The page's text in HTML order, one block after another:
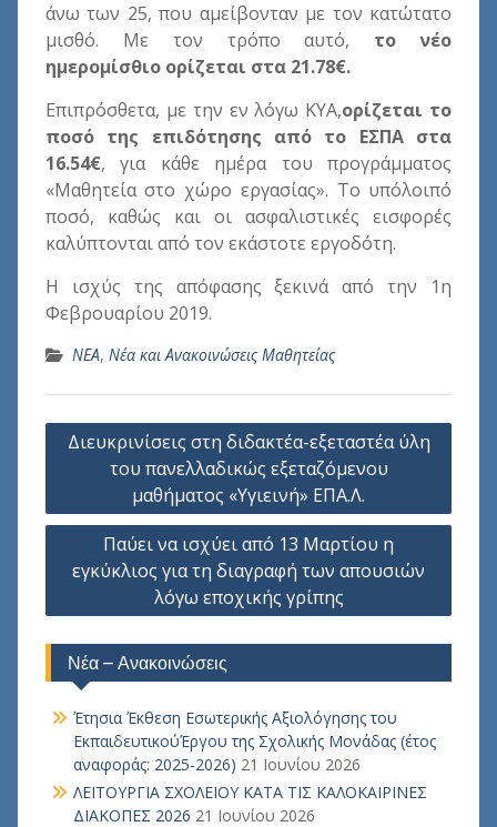
άνω των 25, που αμείβονταν με τον κατώτατο
μισθό. Με τον τρόπο αυτό, το νέο
ημερομίσθιο ορίζεται στα 21.78€.
Επιπρόσθετα, με την εν λόγω ΚΥΑ,ορίζεται το
ποσό της επιδότησης από το ΕΣΠΑ στα
16.54€, για κάθε ημέρα του προγράμματος
«Μαθητεία στο χώρο εργασίας». Το υπόλοιπό
ποσό, καθώς και οι ασφαλιστικές εισφορές
καλύπτονται από τον εκάστοτε εργοδότη.
Η ισχύς της απόφασης ξεκινά από την 1η
Φεβρουαρίου 2019.
ΝΕΑ, Νέα και Ανακοινώσεις Μαθητείας
Πλοήγηση
άρθρων
Διευκρινίσεις στη διδακτέα-εξεταστέα ύλη
του πανελλαδικώς εξεταζόμενου
μαθήματος «Υγιεινή» ΕΠΑ.Λ.
Παύει να ισχύει από 13 Μαρτίου η
εγκύκλιος για τη διαγραφή των απουσιών
λόγω εποχικής γρίπης
Νέα – Ανακοινώσεις
Έτησια Έκθεση Εσωτερικής Αξιολόγησης του
ΕκπαιδευτικούΈργου της Σχολικής Μονάδας (έτος
αναφοράς: 2025-2026) 21 Ιουνίου 2026
ΛΕΙΤΟΥΡΓΙΑ ΣΧΟΛΕΙΟΥ ΚΑΤΑ ΤΙΣ ΚΑΛΟΚΑΙΡΙΝΕΣ
ΔΙΑΚΟΠΕΣ 2026 21 Ιουνίου 2026